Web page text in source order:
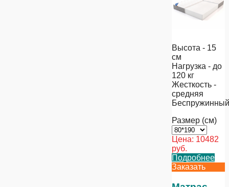
Высота - 15
см
Нагрузка - до
120 кг
Жесткость -
средняя
Беспружинный
Размер (см)
Цена: 10482
руб.
Подробнее
Заказать